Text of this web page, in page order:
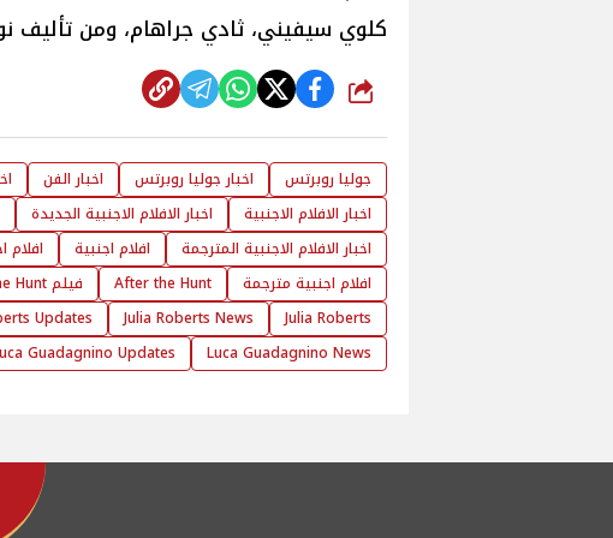
كلوي سيفيني، ثادي جراهام، ومن تأليف
شارك
جوليا روبرتس اخبار جوليا روبرتس اخبار الفن
اخبار الافلام الاجنبية
اخبار الافلام الاجنبية الجديدة
اخبار الافلام الاجنبية المترجمة
افلام اجنبية افلام
افلام اجنبية مترجمة
After the Hunt فيلم After the Hunt
Julia Roberts
Julia Roberts News
Updates
Luca Guadagnino News
Guadagnino Updates